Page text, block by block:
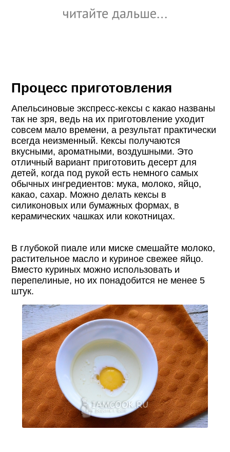
Процесс приготовления
Апельсиновые экспресс-кексы с какао названы
так не зря, ведь на их приготовление уходит
совсем мало времени, а результат практически
всегда неизменный. Кексы получаются
вкусными, ароматными, воздушными. Это
отличный вариант приготовить десерт для
детей, когда под рукой есть немного самых
обычных ингредиентов: мука, молоко, яйцо,
какао, сахар. Можно делать кексы в
силиконовых или бумажных формах, в
керамических чашках или кокотницах.
В глубокой пиале или миске смешайте молоко,
растительное масло и куриное свежее яйцо.
Вместо куриных можно использовать и
перепелиные, но их понадобится не менее 5
штук.